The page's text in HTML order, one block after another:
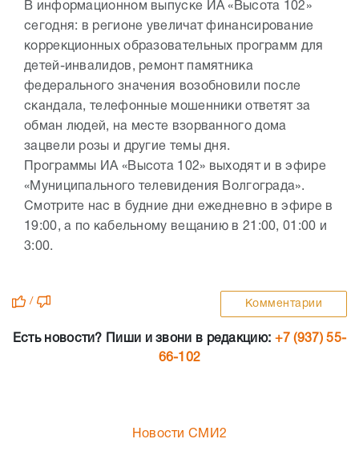
В информационном выпуске ИА «Высота 102»
сегодня: в регионе увеличат финансирование
коррекционных образовательных программ для
детей-инвалидов, ремонт памятника
федерального значения возобновили после
скандала, телефонные мошенники ответят за
обман людей, на месте взорванного дома
зацвели розы и другие темы дня.
Программы ИА «Высота 102» выходят и в эфире
«Муниципального телевидения Волгограда».
Смотрите нас в будние дни ежедневно в эфире в
19:00, а по кабельному вещанию в 21:00, 01:00 и
3:00.
/ Комментарии
Есть новости? Пиши и звони в редакцию: +7 (937) 55-
66-102
Новости СМИ2